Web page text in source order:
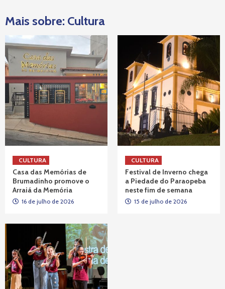
Mais sobre: Cultura
CULTURA
Casa das Memórias de
Brumadinho promove o
Arraiá da Memória
16 de julho de 2026
CULTURA
Festival de Inverno chega
a Piedade do Paraopeba
neste fim de semana
15 de julho de 2026